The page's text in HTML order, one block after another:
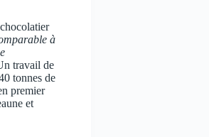
à
travail de
tonnes de
premier
et